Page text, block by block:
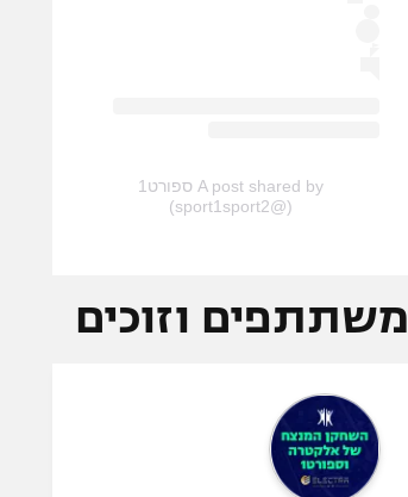
A post shared by ספורט1
(@sport1sport2)
משתתפים וזוכים